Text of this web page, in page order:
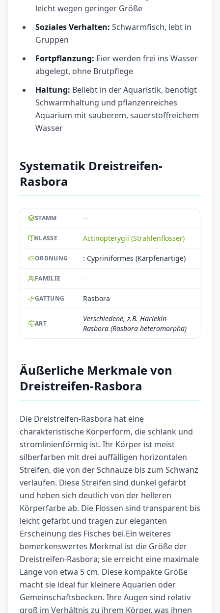
leicht wegen geringer Größe
Soziales Verhalten: Schwarmfisch, lebt in
Gruppen
Fortpflanzung: Eier werden frei ins Wasser
abgelegt, ohne Brutpflege
Haltung: Beliebt in der Aquaristik, benötigt
Schwarmhaltung und pflanzenreiches
Aquarium mit sauberem, sauerstoffreichem
Wasser
Systematik Dreistreifen-
Rasbora
STAMM --
KLASSE Actinopterygii (Strahlenflosser)
ORDNUNG : Cypriniformes (Karpfenartige)
FAMILIE --
GATTUNG Rasbora
ART
Verschiedene, z.B. Harlekin-
Rasbora (Rasbora heteromorpha)
Äußerliche Merkmale von
Dreistreifen-Rasbora
Die Dreistreifen-Rasbora hat eine
charakteristische Körperform, die schlank und
stromlinienförmig ist. Ihr Körper ist meist
silberfarben mit drei auffälligen horizontalen
Streifen, die von der Schnauze bis zum Schwanz
verlaufen. Diese Streifen sind dunkel gefärbt
und heben sich deutlich von der helleren
Körperfarbe ab. Die Flossen sind transparent bis
leicht gefärbt und tragen zur eleganten
Erscheinung des Fisches bei.Ein weiteres
bemerkenswertes Merkmal ist die Größe der
Dreistreifen-Rasbora; sie erreicht eine maximale
Länge von etwa 5 cm. Diese kompakte Größe
macht sie ideal für kleinere Aquarien oder
Gemeinschaftsbecken. Ihre Augen sind relativ
groß im Verhältnis zu ihrem Körper, was ihnen